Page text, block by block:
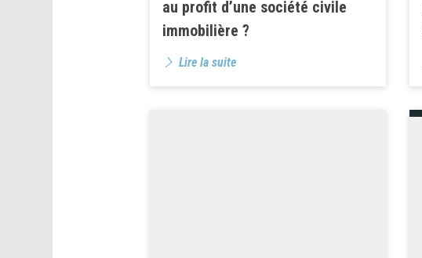
au profit d’une société civile
immobilière ?
Lire la suite